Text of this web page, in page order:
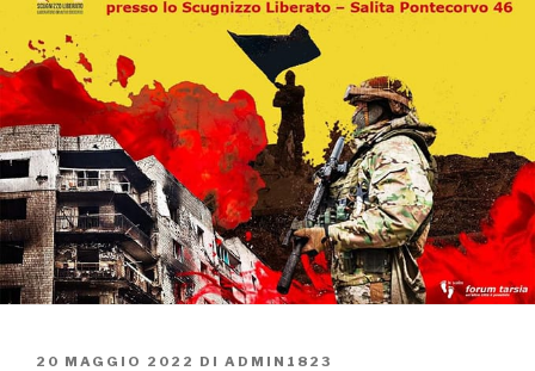
PUBBLICATO
20 MAGGIO 2022 DI ADMIN1823